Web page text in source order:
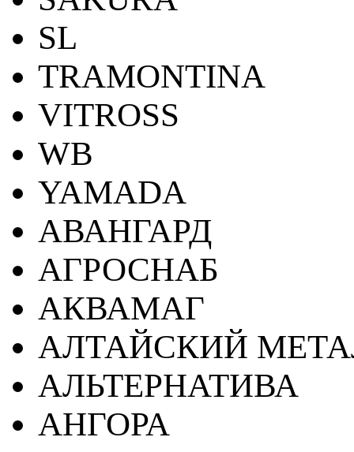
SL
TRAMONTINA
VITROSS
WB
YAMADA
АВАНГАРД
АГРОСНАБ
АКВАМАГ
АЛТАЙСКИЙ
АЛЬТЕРНАТИВА
АНГОРА